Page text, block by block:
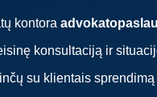
kontora
konsultaciją ir
su klientais